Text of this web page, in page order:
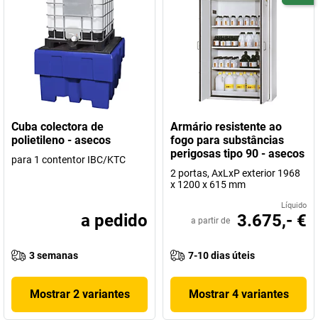
Cuba colectora de
polietileno - asecos
para 1 contentor IBC/KTC
a pedido
3 semanas
Mostrar 2 variantes
Armário resistente ao
fogo para substâncias
perigosas tipo 90 - asecos
2 portas, AxLxP exterior 1968
x 1200 x 615 mm
Líquido
a partir de 3.675,- €
7-10 dias úteis
Mostrar 4 variantes